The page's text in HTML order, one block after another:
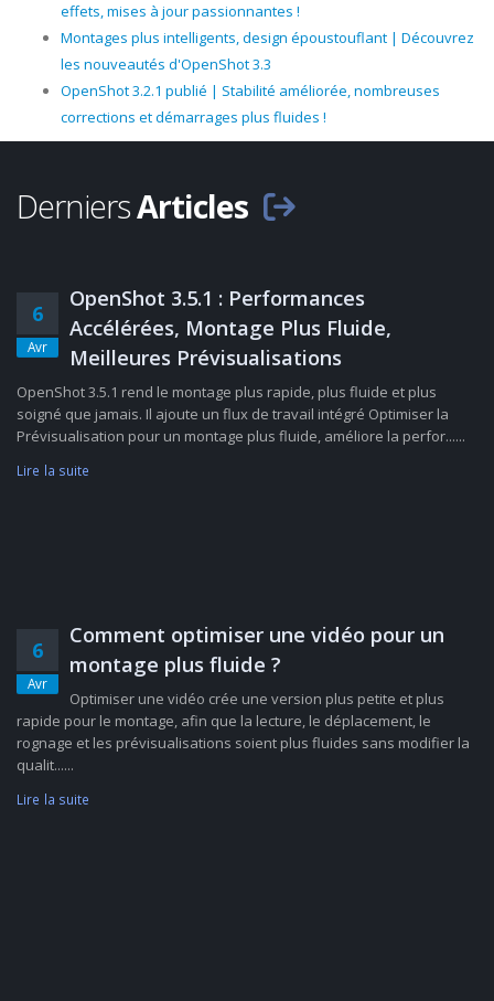
effets, mises à jour passionnantes !
Montages plus intelligents, design époustouflant | Découvrez
les nouveautés d'OpenShot 3.3
OpenShot 3.2.1 publié | Stabilité améliorée, nombreuses
corrections et démarrages plus fluides !
DerniersArticles
6
Avr
OpenShot 3.5.1 : Performances
Accélérées, Montage Plus Fluide,
Meilleures Prévisualisations
OpenShot 3.5.1 rend le montage plus rapide, plus fluide et plus
soigné que jamais. Il ajoute un flux de travail intégré Optimiser la
Prévisualisation pour un montage plus fluide, améliore la perfor......
Lire la suite
6
Avr
Comment optimiser une vidéo pour un
montage plus fluide ?
Optimiser une vidéo crée une version plus petite et plus
rapide pour le montage, afin que la lecture, le déplacement, le
rognage et les prévisualisations soient plus fluides sans modifier la
qualit......
Lire la suite